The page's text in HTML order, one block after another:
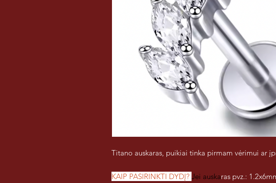
Titano auskaras, puikiai tinka pirmam vėrimui ar
KAIP PASIRINKTI DYDĮ? Jei auskaras pvz.: